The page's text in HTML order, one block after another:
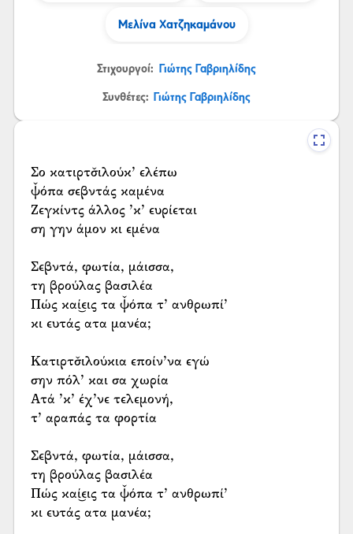
Μελίνα Χατζηκαμάνου
Στιχουργοί: Γιώτης Γαβριηλίδης
Συνθέτες: Γιώτης Γαβριηλίδης
Σο κατιρτσ̌ιλούκ’ ελέπω
ψ̌όπα σεβντάς καμένα
Ζεγκίντς άλλος ’κ’ ευρίεται
ση γην άμον κι εμένα
Σεβντά, φωτία, μάισσα,
τη βρούλας βασιλέα
Πώς καί͜εις τα ψ̌όπα τ’ ανθρωπί’
κι ευτάς ατα μανέα;
Κατιρτσ̌ιλούκια εποίν’να εγώ
σην πόλ’ και σα χωρία
Ατά ’κ’ έχ’νε τελεμονή,
τ’ αραπάς τα φορτία
Σεβντά, φωτία, μάισσα,
τη βρούλας βασιλέα
Πώς καί͜εις τα ψ̌όπα τ’ ανθρωπί’
κι ευτάς ατα μανέα;